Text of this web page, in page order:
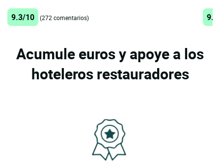
9.3/10 (272 comentarios)
Acumule euros y apoye a los
hoteleros restauradores